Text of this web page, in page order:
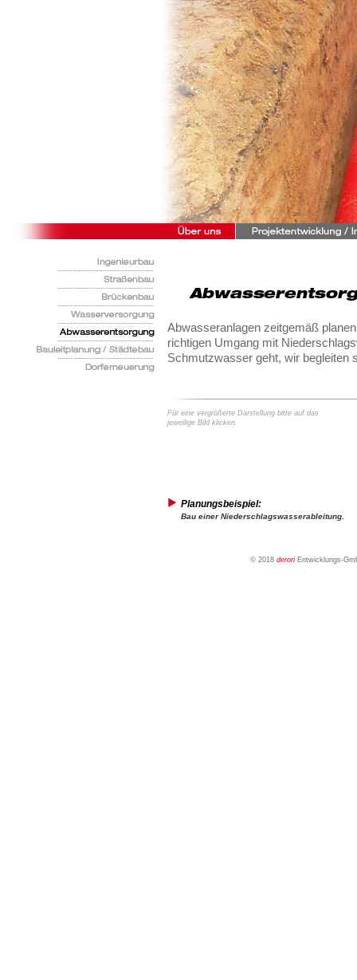
Abwasseranlagen zeitgemäß
richtigen Umgang mit
Schmutzwasser geht, wir begleiten
Für eine vergrößerte Darstellung bitte auf das
jeweilige Bild klicken.
Planungsbeispiel:
Bau einer Niederschlagswasserableitung.
© 2018 derori Entwicklungs-